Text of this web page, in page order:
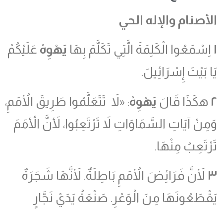
الأصنام والإله الحي
١ اِسْمَعُوا الْكَلِمَةَ الَّتِي تَكَلَّمَ بِهَا يَهْوِهْ عَلَيْكُمْ
يَا بَيْتَ إِسْرَائِيلَ.
٢ هكَذَا قَالَ يَهْوِهْ: «لاَ تَتَعَلَّمُوا طَرِيقَ الأُمَمِ،
وَمِنْ آيَاتِ السَّمَاوَاتِ لاَ تَرْتَعِبُوا، لأَنَّ الأُمَمَ
تَرْتَعِبُ مِنْهَا.
٣ لأَنَّ فَرَائِضَ الأُمَمِ بَاطِلَةٌ. لأَنَّهَا شَجَرَةٌ
يَقْطَعُونَهَا مِنَ الْوَعْرِ. صَنْعَةُ يَدَيْ نَجَّارٍ